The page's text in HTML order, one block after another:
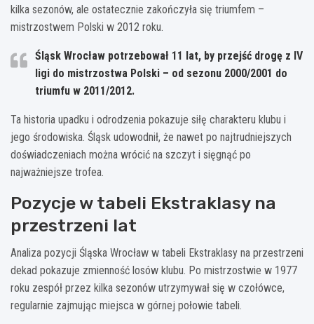
kilka sezonów, ale ostatecznie zakończyła się triumfem –
mistrzostwem Polski w 2012 roku.
Śląsk Wrocław potrzebował 11 lat, by przejść drogę z IV
ligi do mistrzostwa Polski – od sezonu 2000/2001 do
triumfu w 2011/2012.
Ta historia upadku i odrodzenia pokazuje siłę charakteru klubu i
jego środowiska. Śląsk udowodnił, że nawet po najtrudniejszych
doświadczeniach można wrócić na szczyt i sięgnąć po
najważniejsze trofea.
Pozycje w tabeli Ekstraklasy na
przestrzeni lat
Analiza pozycji Śląska Wrocław w tabeli Ekstraklasy na przestrzeni
dekad pokazuje zmienność losów klubu. Po mistrzostwie w 1977
roku zespół przez kilka sezonów utrzymywał się w czołówce,
regularnie zajmując miejsca w górnej połowie tabeli.